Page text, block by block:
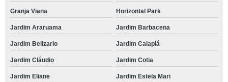
brunch simples preço Vila Santo Antônio do Portao
brunch corporativo Vila Madalena
brunch casamento preço Cotia
onde tem brunch corporativo Cotia
restaurante com brunch casamento Jardim Mediterrâneo
Granja Viana Horizontal Park
Jardim Araruama Jardim Barbacena
Jardim Belizario Jardim Caiapiá
Jardim Cláudio Jardim Cotia
Jardim Eliane Jardim Estela Mari